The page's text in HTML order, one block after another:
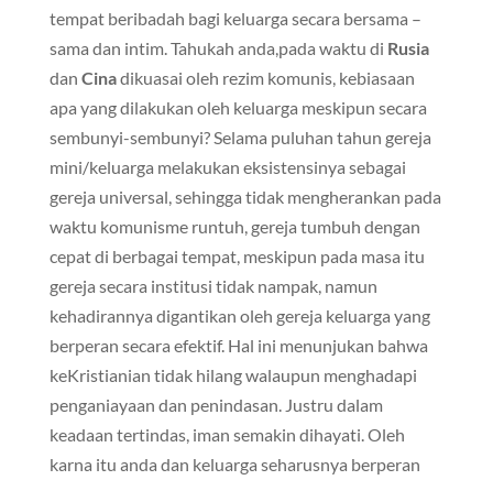
tempat beribadah bagi keluarga secara bersama –
sama dan intim. Tahukah anda,pada waktu di Rusia
dan Cinadikuasai oleh rezim komunis, kebiasaan
apa yang dilakukan oleh keluarga meskipun secara
sembunyi-sembunyi? Selama puluhan tahun gereja
mini/keluarga melakukan eksistensinya sebagai
gereja universal, sehingga tidak mengherankan pada
waktu komunisme runtuh, gereja tumbuh dengan
cepat di berbagai tempat, meskipun pada masa itu
gereja secara institusi tidak nampak, namun
kehadirannya digantikan oleh gereja keluarga yang
berperan secara efektif. Hal ini menunjukan bahwa
keKristianian tidak hilang walaupun menghadapi
penganiayaan dan penindasan. Justru dalam
keadaan tertindas, iman semakin dihayati. Oleh
karna itu anda dan keluarga seharusnya berperan